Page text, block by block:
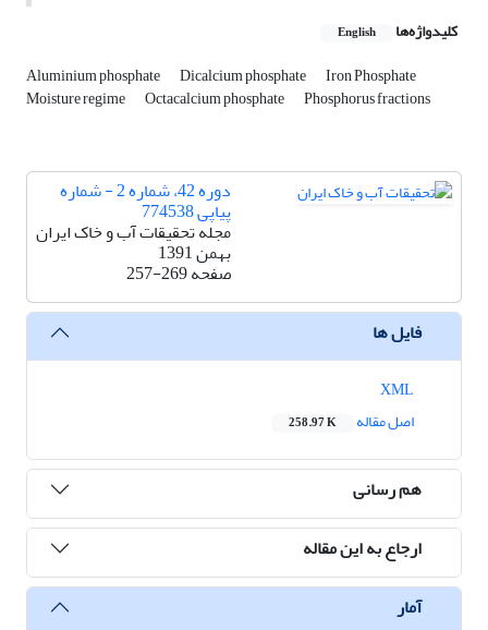
کلیدواژه‌ها English
Aluminium phosphate Dicalcium phosphate Iron Phosphate
Moisture regime Octacalcium phosphate Phosphorus fractions
دوره 42، شماره 2 - شماره
پیاپی 774538
مجله تحقیقات آب و خاک ایران
بهمن 1391
صفحه257-269
فایل ها
اصل مقاله
258.97 K
هم رسانی
ارجاع به این مقاله
آمار